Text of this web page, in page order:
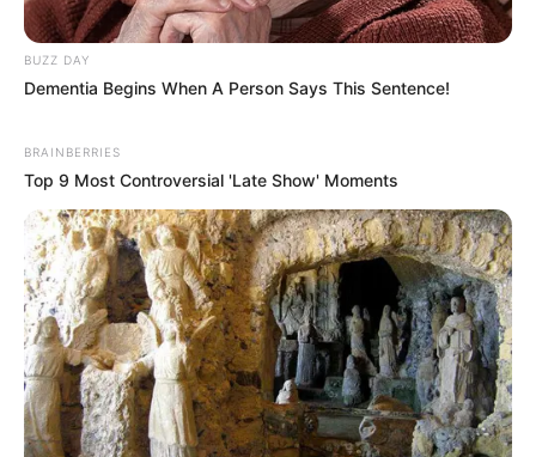
BUZZ DAY
Dementia Begins When A Person Says This Sentence!
BRAINBERRIES
Top 9 Most Controversial 'Late Show' Moments